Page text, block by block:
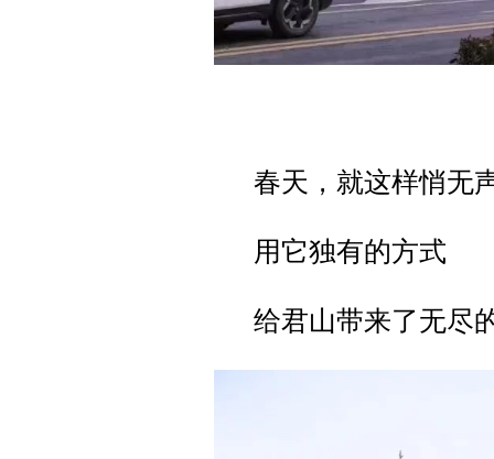
春天，就这样悄无
用它独有的方式
给君山带来了无尽